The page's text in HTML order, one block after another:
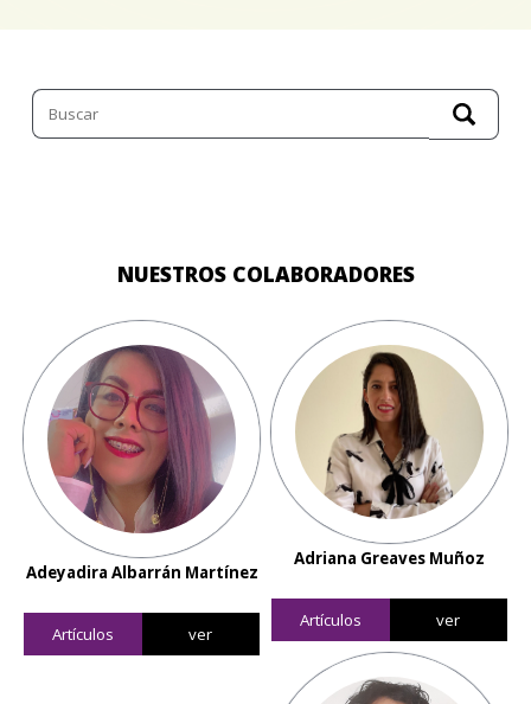
NUESTROS COLABORADORES
Adeyadira Albarrán Martínez
Artículos ver
Adriana Greaves Muñoz
Artículos ver